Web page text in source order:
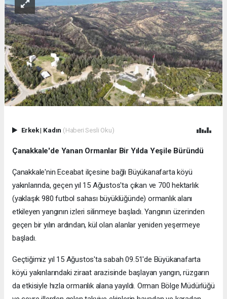
Erkek| Kadın (Haberi Sesli Oku)
Çanakkale'de Yanan Ormanlar Bir Yılda Yeşile Büründü
Çanakkale'nin Eceabat ilçesine bağlı Büyükanafarta köyü
yakınlarında, geçen yıl 15 Ağustos'ta çıkan ve 700 hektarlık
(yaklaşık 980 futbol sahası büyüklüğünde) ormanlık alanı
etkileyen yangının izleri silinmeye başladı. Yangının üzerinden
geçen bir yılın ardından, kül olan alanlar yeniden yeşermeye
başladı.
Geçtiğimiz yıl 15 Ağustos'ta sabah 09.51'de Büyükanafarta
köyü yakınlarındaki ziraat arazisinde başlayan yangın, rüzgarın
da etkisiyle hızla ormanlık alana yayıldı. Orman Bölge Müdürlüğü